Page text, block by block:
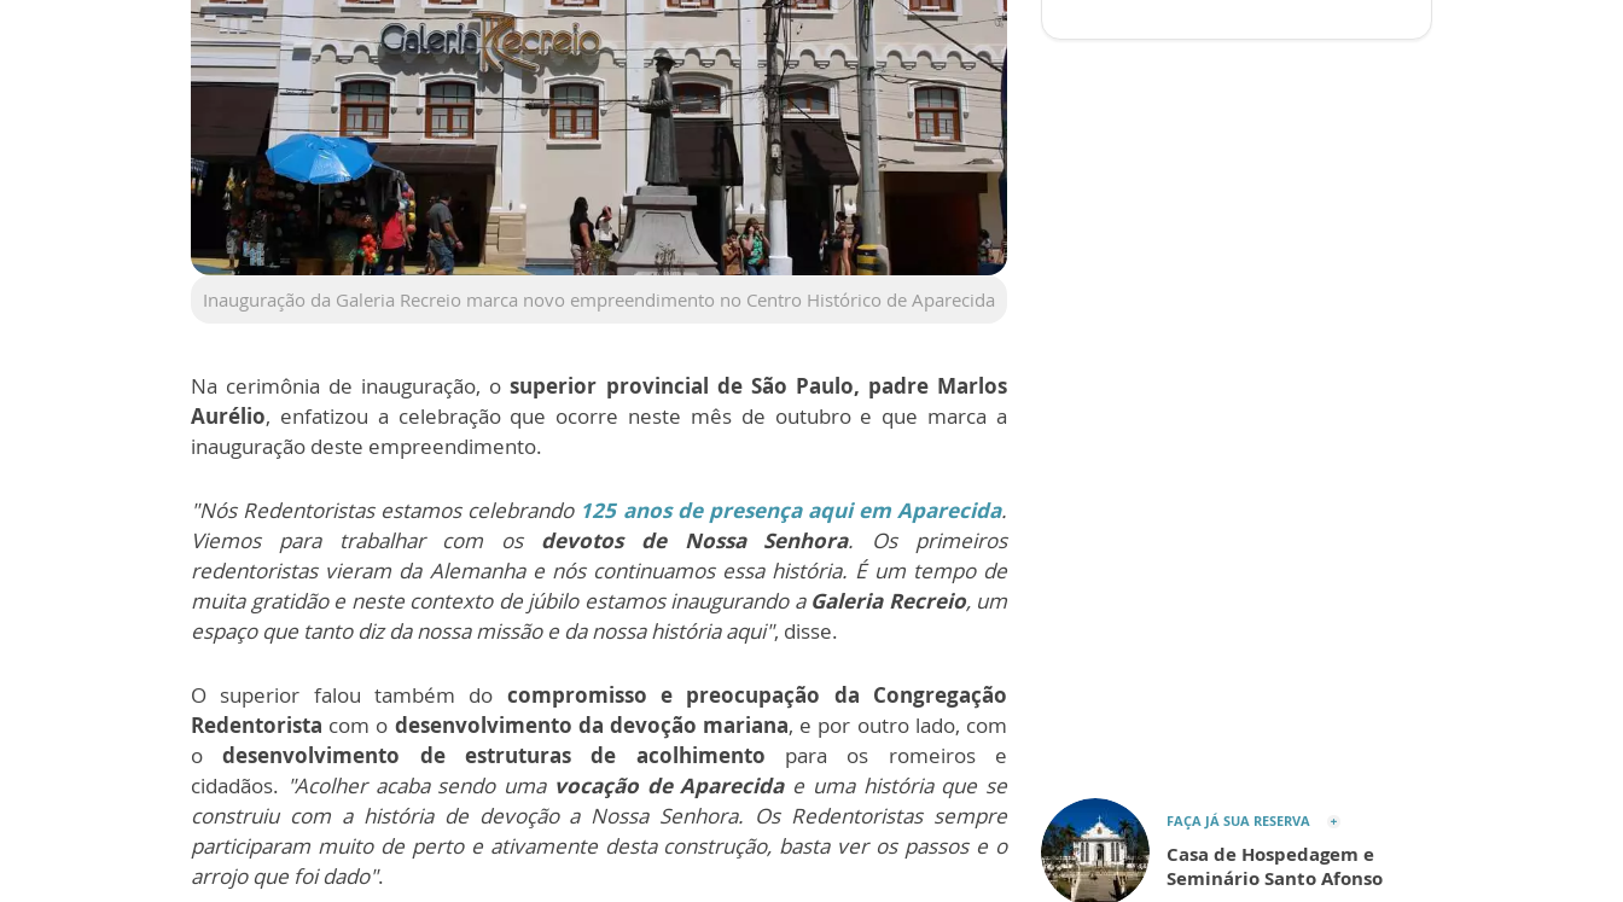
Inauguração da Galeria Recreio marca novo empreendimento no Centro Histórico de Aparecida
Na cerimônia de inauguração, osuperior provincial de São Paulo, padre Marlos
Aurélio, enfatizou a celebração que ocorre neste mês de outubro e que marca a
inauguração deste empreendimento.
"Nós Redentoristas estamos celebrando 125 anos de presença aqui em Aparecida.
Viemos para trabalhar com os devotos de Nossa Senhora. Os primeiros
redentoristas vieram da Alemanha e nós continuamos essa história. É um tempo de
muita gratidão e neste contexto de júbilo estamos inaugurando a Galeria Recreio, um
espaço que tanto diz da nossa missão e da nossa história aqui", disse.
O superior falou também do compromisso e preocupação da Congregação
Redentorista com o desenvolvimento da devoção mariana, e por outro lado, com
odesenvolvimento de estruturas de acolhimento para os romeiros e
cidadãos. "Acolher acaba sendo uma vocação de Aparecidae uma história que se
construiu com a história de devoção a Nossa Senhora. Os Redentoristas sempre
participaram muito de perto e ativamente desta construção, basta ver os passos e o
arrojo que foi dado".
FAÇA JÁ SUA RESERVA
Casa de Hospedagem e
Seminário Santo Afonso